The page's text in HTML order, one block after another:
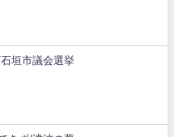
垣市議会選挙